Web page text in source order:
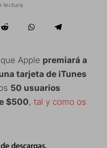
lectura
Apple premiará a
tarjeta de iTunes
50 usuarios
$500, tal y como os